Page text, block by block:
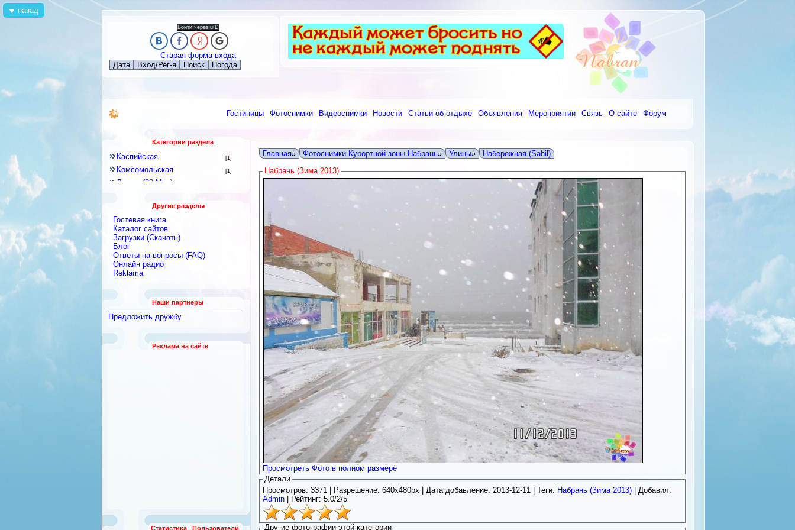
Войти через uID
Старая форма входа
Дата
Вход/Рег-я Поиск Погода
Гостиницы Фотоснимки Видеоснимки Новости Статьи об отдыхе Объявления Мероприятии Связь О сайте Форум
Категории раздела
Каспийская [1]
Комсомольская [1]
Ленина(28 Мая)
Молодежная(Mirza Veliyeva)
Набережная (Sahil)
Виноградник
Гызыл Чыхан
Далгалы
Другие разделы
Гостевая книга
Каталог сайтов
Загрузки (Скачать)
Блог
Ответы на вопросы (FAQ)
Онлайн радио
Reklama
Наши партнеры
Предложить дружбу
Реклама на сайте
Статистика Пользователи
Главная» Фотоснимки Курортной зоны Набрань» Улицы»
Набережная (Sahil)
Набрань (Зима 2013)
Просмотреть Фото в полном размере
Детали
Просмотров: 3371 | Разрешение: 640x480px | Дата добавление: 2013-12-11 | Теги: Набрань (Зима 2013)
| Добавил:
Admin
Рейтинг: 5.0/2/5
Другие фотографии этой категории
назад